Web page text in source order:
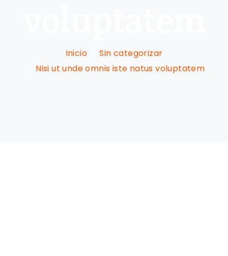
Inicio
Sin categorizar
Nisi ut unde omnis iste natus voluptatem